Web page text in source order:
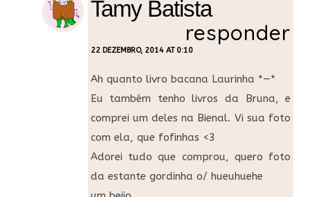
Tamy Batista
22 DEZEMBRO, 2014 AT 0:10
responder
Ah quanto livro bacana Laurinha *—*
Eu também tenho livros da Bruna, e
comprei um deles na Bienal. Vi sua foto
com ela, que fofinhas <3
Adorei tudo que comprou, quero foto
da estante gordinha o/ hueuhuehe